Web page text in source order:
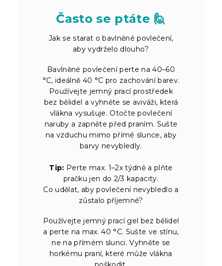
Často se ptáte 🙋
Jak se starat o bavlněné povlečení,
aby vydrželo dlouho?
Bavlněné povlečení perte na 40–60
°C, ideálně 40 °C pro zachování barev.
Používejte jemný prací prostředek
bez bělidel a vyhněte se aviváži, která
vlákna vysušuje. Otočte povlečení
naruby a zapněte před praním. Sušte
na vzduchu mimo přímé slunce, aby
barvy nevybledly.
Tip: Perte max. 1–2x týdně a plňte
pračku jen do 2/3 kapacity.
Co udělat, aby povlečení nevybledlo a
zůstalo příjemné?
Používejte jemný prací gel bez bělidel
a perte na max. 40 °C. Sušte ve stínu,
ne na přímém slunci. Vyhněte se
horkému praní, které může vlákna